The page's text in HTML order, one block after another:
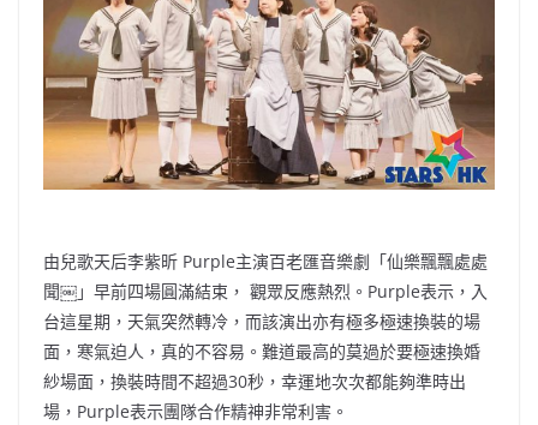
o
o
k
b
o
p
p
n
k
由兒歌天后李紫昕 Purple主演百老匯音樂劇「仙樂飄飄處處
聞￼」早前四場圓滿結束， 觀眾反應熱烈。Purple表示，入
台這星期，天氣突然轉冷，而該演出亦有極多極速換裝的場
面，寒氣迫人，真的不容易。難道最高的莫過於要極速換婚
紗場面，換裝時間不超過30秒，幸運地次次都能夠準時出
場，Purple表示團隊合作精神非常利害。